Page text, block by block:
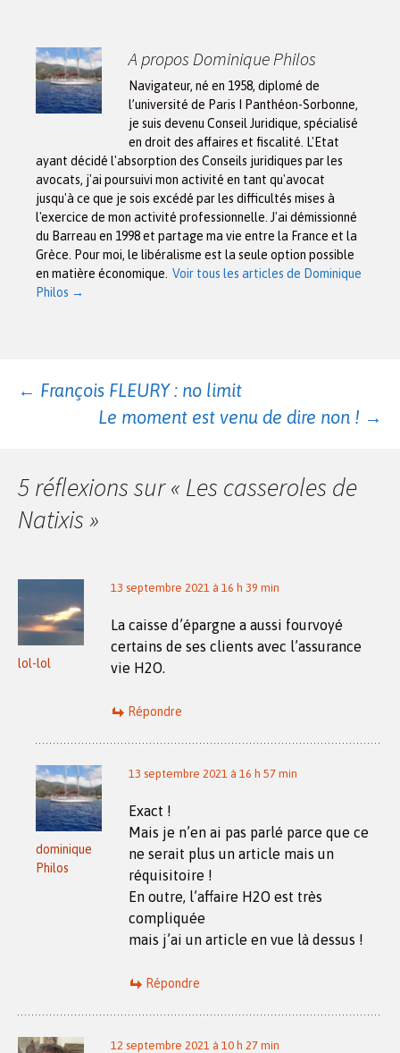
A propos Dominique Philos
Navigateur, né en 1958, diplomé de
l’université de Paris I Panthéon-Sorbonne,
je suis devenu Conseil Juridique, spécialisé
en droit des affaires et fiscalité. L'Etat
ayant décidé l'absorption des Conseils juridiques par les
avocats, j'ai poursuivi mon activité en tant qu'avocat
jusqu'à ce que je sois excédé par les difficultés mises à
l'exercice de mon activité professionnelle. J'ai démissionné
du Barreau en 1998 et partage ma vie entre la France et la
Grèce. Pour moi, le libéralisme est la seule option possible
en matière économique. Voir tous les articles de Dominique
Philos →
Navigation
articles
← François FLEURY : no limit
Le moment est venu de dire non ! →
5 réflexions sur « Les casseroles de
Natixis»
lol-lol
13 septembre 2021 à 16 h 39 min
La caisse d’épargne a aussi fourvoyé
certains de ses clients avec l’assurance
vie H2O.
Répondre
dominique
Philos
13 septembre 2021 à 16 h 57 min
Exact !
Mais je n’en ai pas parlé parce que ce
ne serait plus un article mais un
réquisitoire !
En outre, l’affaire H2O est très
compliquée
mais j’ai un article en vue là dessus !
Répondre
12 septembre 2021 à 10 h 27 min